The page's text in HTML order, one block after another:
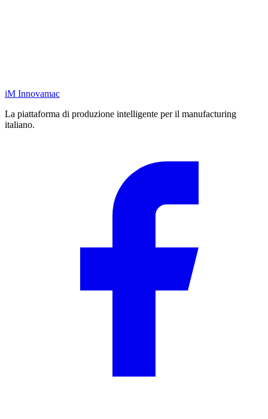
iM Innovamac
La piattaforma di produzione intelligente per il manufacturing
italiano.